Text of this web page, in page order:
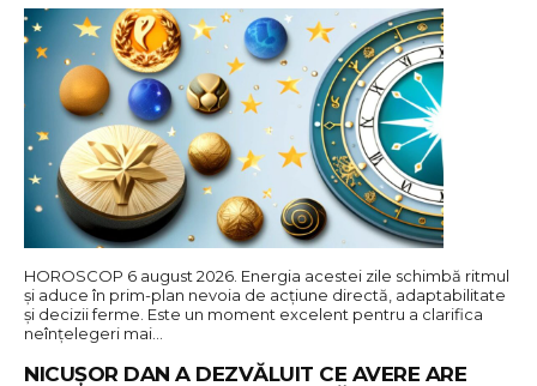
HOROSCOP 6 august 2026. Energia acestei zile schimbă ritmul
și aduce în prim-plan nevoia de acțiune directă, adaptabilitate
și decizii ferme. Este un moment excelent pentru a clarifica
neînțelegeri mai…
NICUȘOR DAN A DEZVĂLUIT CE AVERE ARE